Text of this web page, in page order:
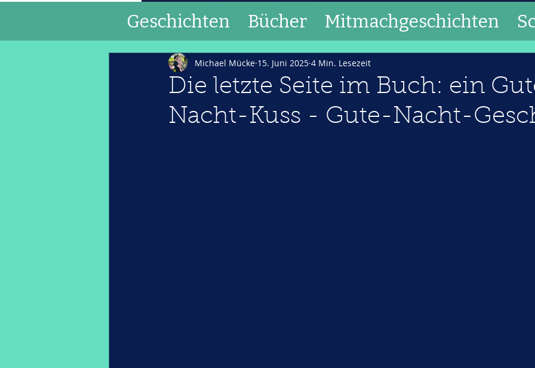
Geschichten Bücher Mitmachgeschichten
Die letzte Seite im Buch: ein
Nacht-Kuss - Gute-Nacht-
Michael Mücke 15. Juni 2025 4 Min. Lesezeit